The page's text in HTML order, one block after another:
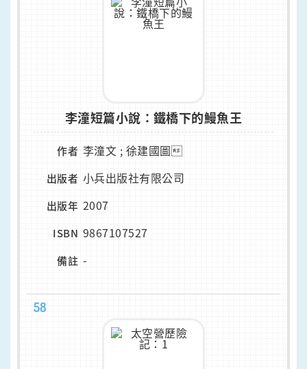
李潼短篇小說：鐵橋下的鰻魚王
作者 李潼文 ; 徐建國圖
出版者 小兵出版社有限公司
出版年 2007
ISBN 9867107527
備註 -
58